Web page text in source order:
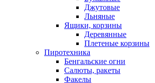
Джутовые
Льняные
Ящики, корзины
Деревянные
Плетеные корзины
Пиротехника
Бенгальские огни
Салюты, ракеты
Факелы